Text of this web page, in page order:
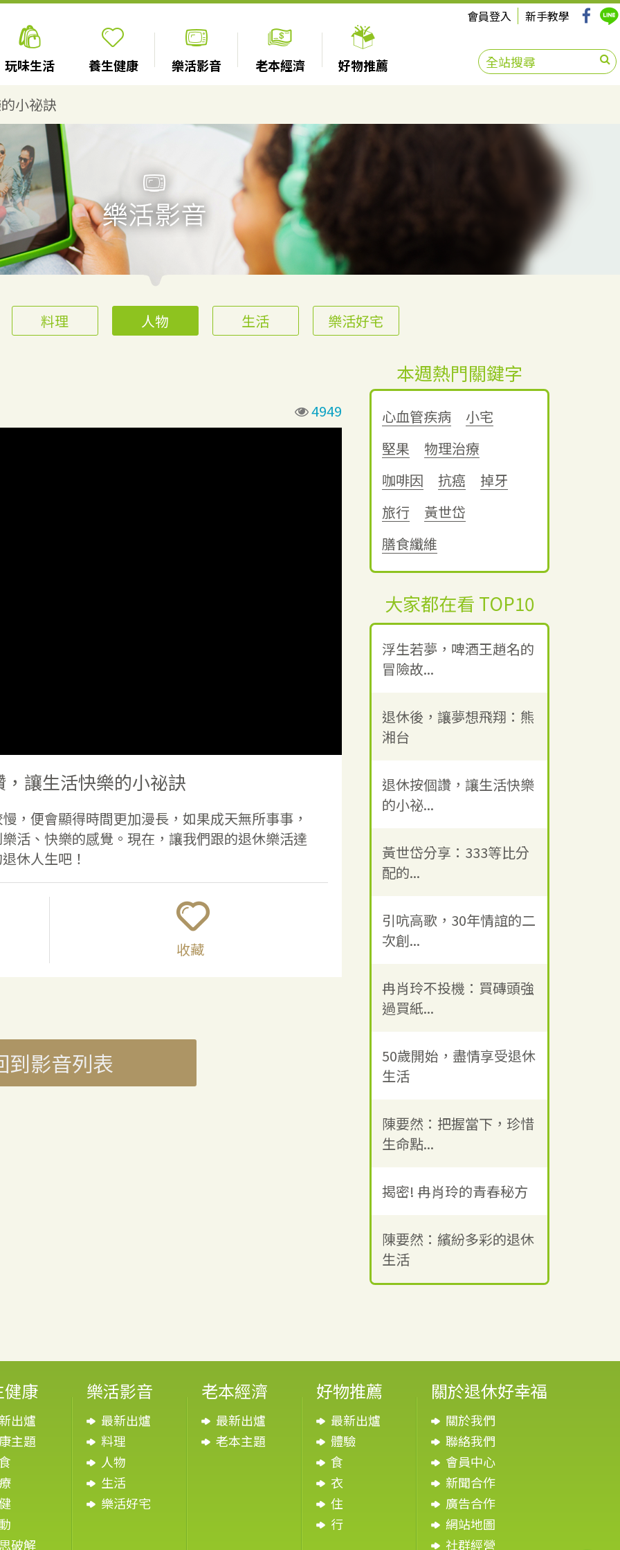
會員登入 新手教學
玩味生活 養生健康 樂活影音 老本經濟 好物推薦
小祕訣
料理 人物 生活 樂活好宅
4949
讓生活快樂的小祕訣
，便會顯得時間更加漫長，如果成天無所事事，
活、快樂的感覺。現在，讓我們跟的退休樂活達
休人生吧！
收藏
到影音列表
本週熱門關鍵字
心血管疾病
小宅
堅果
物理治療
咖啡因
抗癌
掉牙
旅行
黃世岱
膳食纖維
大家都在看 TOP10
浮生若夢，啤酒王趙名的
冒險故...
退休後，讓夢想飛翔：熊
湘台
退休按個讚，讓生活快樂
的小祕...
黃世岱分享：333等比分
配的...
引吭高歌，30年情誼的二
次創...
冉肖玲不投機：買磚頭強
過買紙...
50歲開始，盡情享受退休
生活
陳要然：把握當下，珍惜
生命點...
揭密! 冉肖玲的青春秘方
陳要然：繽紛多彩的退休
生活
康
出爐
主題
破解
樂活影音
最新出爐
料理
人物
生活
樂活好宅
老本經濟
最新出爐
老本主題
好物推薦
最新出爐
體驗
食
衣
住
行
關於退休好幸福
關於我們
聯絡我們
會員中心
新聞合作
廣告合作
網站地圖
社群經營